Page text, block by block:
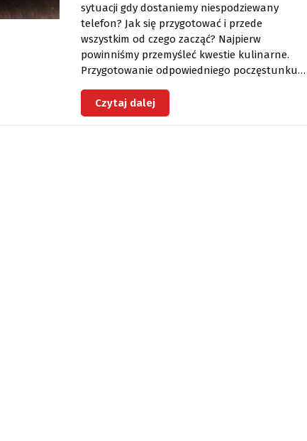
sytuacji gdy dostaniemy niespodziewany
telefon? Jak się przygotować i przede
wszystkim od czego zacząć? Najpierw
powinniśmy przemyśleć kwestie kulinarne.
Przygotowanie odpowiedniego poczęstunku…
Czytaj dalej